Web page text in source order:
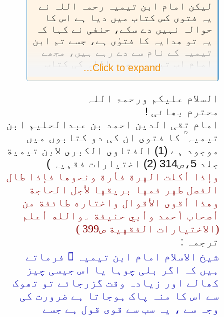
لیکن امام ابن تیمیہ رحمہ اللہ نے
یہ فتوی کس کتاب میں دیا ہے اس کا
حوالہ نہیں دے سکے، حنفی نے کہا کہ
یہ تو ھدایہ کا فتوٰی ہے، جسے تم ابن
تیمیہ کے نام سے دے رہے ہیں، مجھے
امام اب تیمیہ رحمہ اللہ کی کتاب
کا حوالہ درکار ہے، جس میں یہ فتوی
Click to expand...
السلام علیکم ورحمۃ اللہ
محترم بھائی !
امام تقی الدین احمد بن عبدالحلیم ابن
تیمیہ ؒ کا فتوی ان کی دو کتابوں میں
موجود ہے (1) الفتاوى الكبرى لابن تيمية
جلد 5،ص314 (2) اختیارات فقہیہ )
وإذا أكلت الهرة فأرة ونحوها فإذا طال
الفصل طهر فمها بريقها لأجل الحاجة
وهذا أقوى الأقوال واختاره طائفة من
أصحاب أحمد وأبي حنيفة ۔والله أعلم
(الاختيارات الفقهية ص399 )
ترجمہ :
شیخ الاسلام امام ابن تیمیہ ؒ فرماتے
ہیں کہ اگر بلی چوہا یا اس جیسی چیز
کھالے اور زیادہ وقت گزرجائے تو تھوک
سے اس کا منہ پاک ہوجاتا ہے ضرورت کی
وجہ سے ، یہ سب سے قوی قول ہے جسے